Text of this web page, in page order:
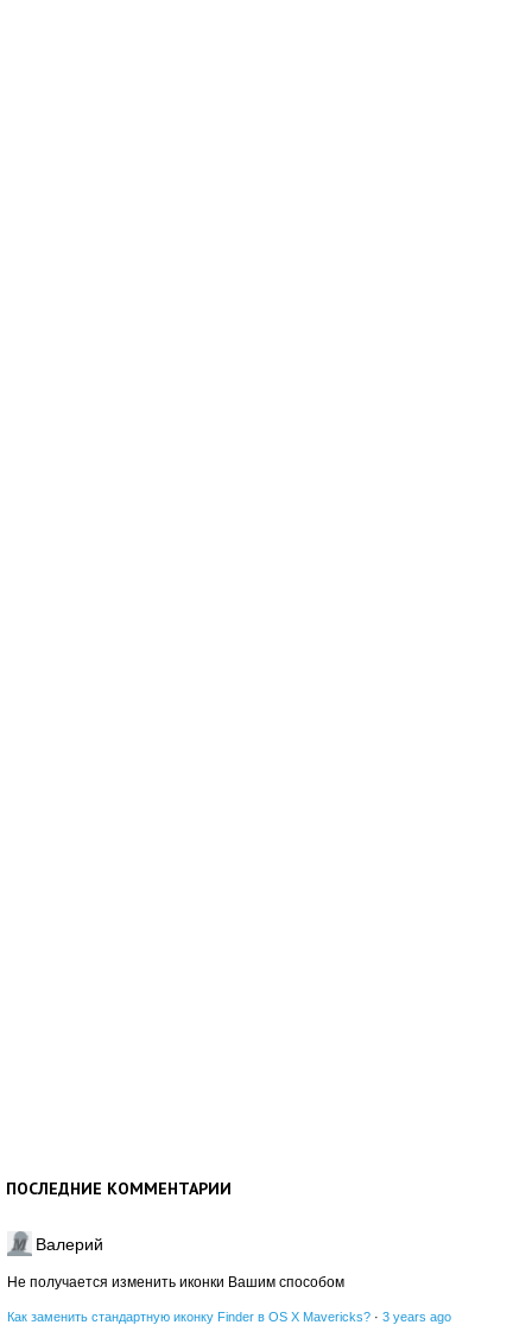
ПОСЛЕДНИЕ КОММЕНТАРИИ
Валерий
Не получается изменить иконки Вашим способом
Как заменить стандартную иконку Finder в OS X Mavericks? · 3 years ago